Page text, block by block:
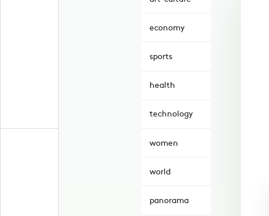
economy
sports
health
technology
women
world
panorama